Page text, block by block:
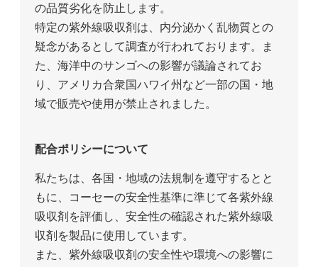
の品質劣化を防止します。
特定の紫外線吸収剤は、内分泌かく乱物質との
疑念があるとして調査が行われております。ま
た、海洋中のサンゴへの影響が議論されてお
り、アメリカ合衆国ハワイ州など一部の国・地
域で販売や使用が禁止されました。
配合ポリシーについて
私たちは、各国・地域の法規制を遵守するとと
もに、コーセーの安全性基準に準じて各紫外線
吸収剤を評価し、安全性の確認された紫外線吸
収剤を製品に使用しています。
また、紫外線吸収剤の安全性や環境への影響に